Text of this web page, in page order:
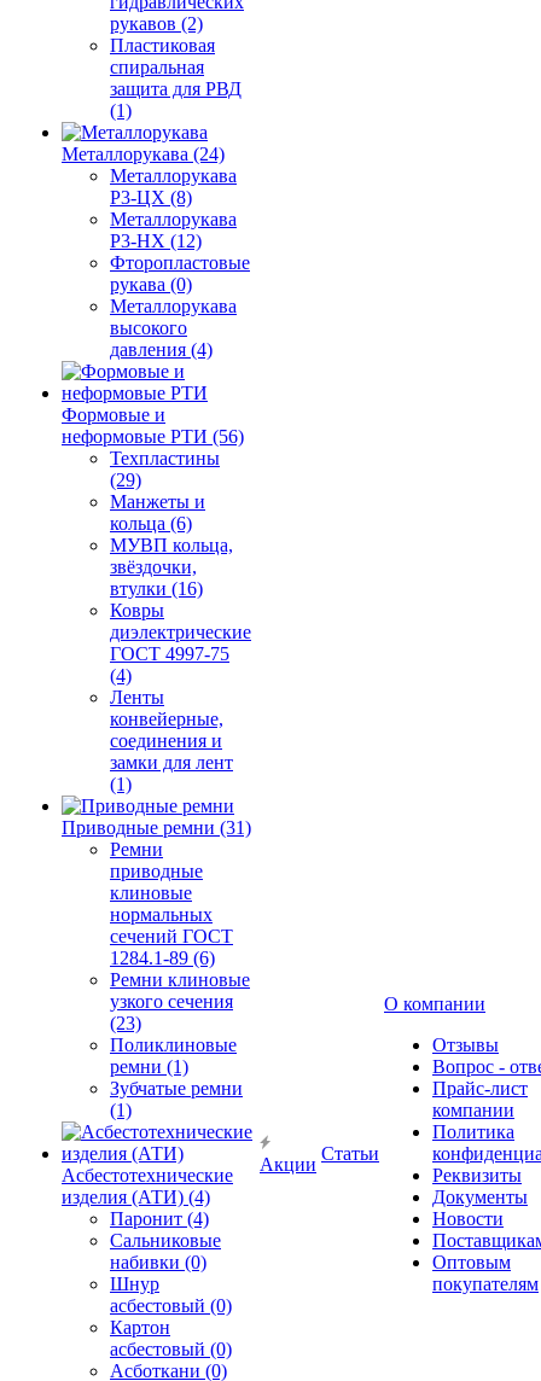
рукавов (2)
Пластиковая
спиральная
защита для РВД
(1)
Металлорукава (24)
Металлорукава
Р3-ЦХ (8)
Металлорукава
Р3-НХ (12)
Фторопластовые
рукава (0)
Металлорукава
высокого
давления (4)
Формовые и
неформовые РТИ (56)
Техпластины
(29)
Манжеты и
кольца (6)
МУВП кольца,
звёздочки,
втулки (16)
Ковры
диэлектрические
ГОСТ 4997-75
(4)
Ленты
конвейерные,
соединения и
замки для лент
(1)
Приводные ремни (31)
Ремни
приводные
клиновые
нормальных
сечений ГОСТ
1284.1-89 (6)
Ремни клиновые
узкого сечения
(23)
Поликлиновые
ремни (1)
Зубчатые ремни
(1)
Асбестотехнические
изделия (АТИ) (4)
Паронит (4)
Сальниковые
набивки (0)
Шнур
асбестовый (0)
Картон
асбестовый (0)
Асботкани (0)
Акции
Статьи
О компании
Отзывы
Вопрос -
Прайс-лист
компании
Политика
Реквизиты
Документы
Новости
Оптовым
покупателям